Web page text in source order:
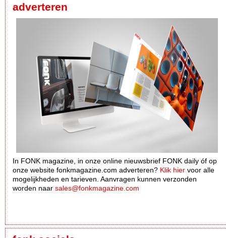
adverteren
In FONK magazine, in onze online nieuwsbrief FONK daily óf op
onze website fonkmagazine.com adverteren? Klik hier voor alle
mogelijkheden en tarieven. Aanvragen kunnen verzonden
worden naar sales@fonkmagazine.com